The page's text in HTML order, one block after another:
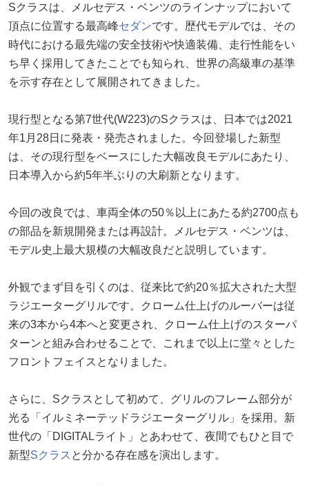
Sクラスは、メルセデス・ベンツのラインナップにおいて
頂点に位置する最高峰セダンです。歴代モデルでは、その
時代における最先端の安全技術や快適装備、走行性能をい
ち早く採用してきたことでも知られ、世界の高級車の基準
を示す存在として展開されてきました。
現行型となる第7世代(W223)のSクラスは、日本では2021
年1月28日に発表・発売されました。今回登場した新型
は、その現行型をベースにした大幅改良モデルにあたり、
日本導入から約5年半ぶりの大刷新となります。
今回の改良では、車両全体の50％以上にあたる約2700点も
の部品を新規開発または再設計。メルセデス・ベンツは、
モデル史上最大規模の大幅改良だと説明しています。
外観でまず目を引くのは、従来比で約20％拡大された大型
ラジエーターグリルです。クローム仕上げのルーバーは従
来の3本から4本へと変更され、クローム仕上げのスターパ
ターンと組み合わせることで、これまで以上に堂々とした
フロントフェイスとなりました。
さらに、Sクラスとして初めて、グリルのフレーム部分が
光る「イルミネーテッドラジエーターグリル」を採用。新
世代の「DIGITALライト」とあわせて、夜間でもひと目で
新型Sクラス と分かる存在感を演出します。